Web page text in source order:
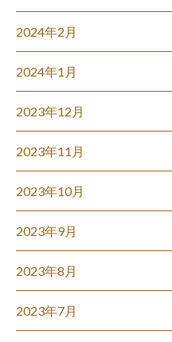
2024年2月
2024年1月
2023年12月
2023年11月
2023年10月
2023年9月
2023年8月
2023年7月